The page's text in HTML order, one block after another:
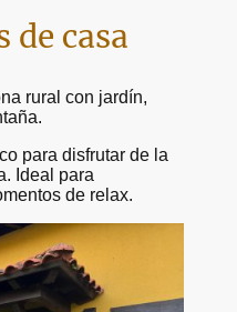
de casa
rural con jardín,
para disfrutar de la
Ideal para
de relax.